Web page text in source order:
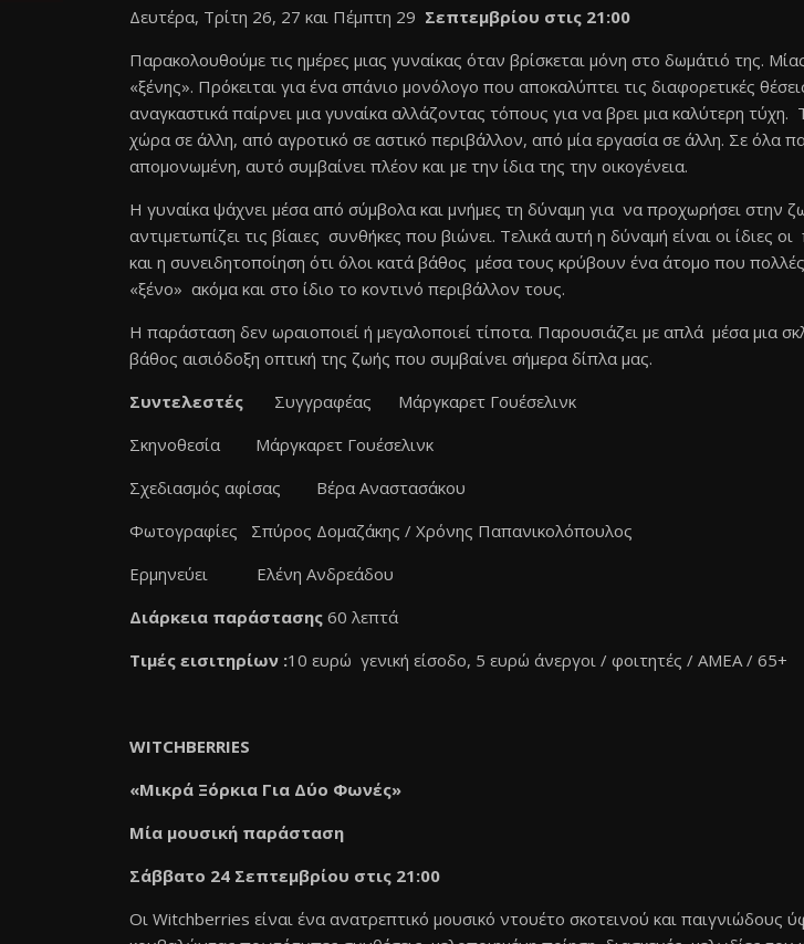
Δευτέρα, Τρίτη 26, 27 και Πέμπτη 29 Σεπτεμβρίου στις 21:00
Παρακολουθούμε τις ημέρες μιας γυναίκας όταν βρίσκεται μόνη στο δωμάτιό της.
«ξένης». Πρόκειται για ένα σπάνιο μονόλογο που αποκαλύπτει τις διαφορετικές
αναγκαστικά παίρνει μια γυναίκα αλλάζοντας τόπους για να βρει μια καλύτερη τύχη.
χώρα σε άλλη, από αγροτικό σε αστικό περιβάλλον, από μία εργασία σε άλλη. Σε όλα
απομονωμένη, αυτό συμβαίνει πλέον και με την ίδια της την οικογένεια.
Η γυναίκα ψάχνει μέσα από σύμβολα και μνήμες τη δύναμη για να προχωρήσει στην
αντιμετωπίζει τις βίαιες συνθήκες που βιώνει. Τελικά αυτή η δύναμή είναι οι ίδιες οι
και η συνειδητοποίηση ότι όλοι κατά βάθος μέσα τους κρύβουν ένα άτομο που
«ξένο» ακόμα και στο ίδιο το κοντινό περιβάλλον τους.
Η παράσταση δεν ωραιοποιεί ή μεγαλοποιεί τίποτα. Παρουσιάζει με απλά μέσα μια
βάθος αισιόδοξη οπτική της ζωής που συμβαίνει σήμερα δίπλα μας.
Συντελεστές Συγγραφέας Μάργκαρετ Γουέσελινκ
Σκηνοθεσία Μάργκαρετ Γουέσελινκ
Σχεδιασμός αφίσας Βέρα Αναστασάκου
Φωτογραφίες Σπύρος Δομαζάκης / Χρόνης Παπανικολόπουλος
Ερμηνεύει Ελένη Ανδρεάδου
Διάρκεια παράστασης 60 λεπτά
Τιμές εισιτηρίων :10 ευρώ γενική είσοδο, 5 ευρώ άνεργοι / φοιτητές / ΑΜΕΑ / 65+
WITCHBERRIES
«Μικρά Ξόρκια Για Δύο Φωνές»
Μία μουσική παράσταση
Σάββατο 24 Σεπτεμβρίου στις 21:00
Οι Witchberries είναι ένα ανατρεπτικό μουσικό ντουέτο σκοτεινού και παιγνιώδους